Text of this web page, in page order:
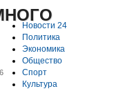
Новости 24
Политика
Экономика
Общество
Спорт
Культура